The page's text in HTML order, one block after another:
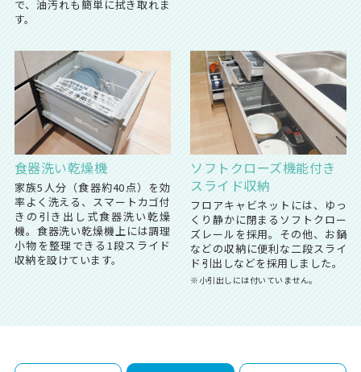
で、油汚れも簡単に拭き取れま
す。
食器洗い乾燥機
家族5人分（食器約40点）を効
率よく洗える、スマートカゴ付
きの引き出し式食器洗い乾燥
機。食器洗い乾燥機上には調理
小物を整理できる1段スライド
収納を設けています。
ソフトクローズ機能付き
スライド収納
フロアキャビネットには、ゆっ
くり静かに閉まるソフトクロー
ズレールを採用。その他、お鍋
などの収納に便利な二段スライ
ド引出しなどを採用しました。
※小引出しには付いていません。